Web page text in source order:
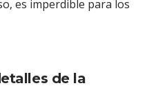
es imperdible para los
de la